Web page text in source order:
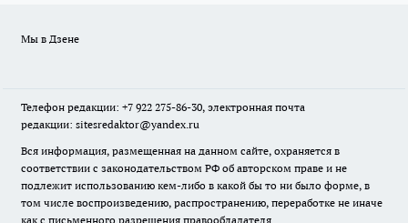
Мы в Дзене
Телефон редакции: +7 922 275-86-30, электронная почта
редакции: sitesredaktor@yandex.ru
Вся информация, размещенная на данном сайте, охраняется в
соответствии с законодательством РФ об авторском праве и не
подлежит использованию кем-либо в какой бы то ни было форме, в
том числе воспроизведению, распространению, переработке не иначе
как с письменного разрешения правообладателя.